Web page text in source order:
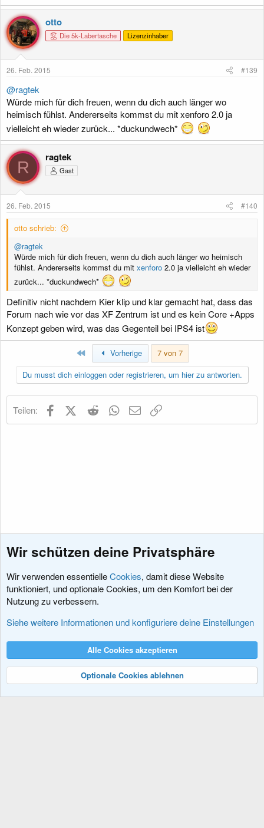
otto
Die 5k-Labertasche Lizenzinhaber
26. Feb. 2015 #139
@ragtek
Würde mich für dich freuen, wenn du dich auch länger wo
heimisch fühlst. Andererseits kommst du mit xenforo 2.0 ja
vielleicht eh wieder zurück... *duckundwech*
R
ragtek
Gast
26. Feb. 2015 #140
otto schrieb:
@ragtek
Würde mich für dich freuen, wenn du dich auch länger wo heimisch
fühlst. Andererseits kommst du mit xenforo 2.0 ja vielleicht eh wieder
zurück... *duckundwech*
Definitiv nicht nachdem Kier klip und klar gemacht hat, dass das
Forum nach wie vor das XF Zentrum ist und es kein Core +Apps
Konzept geben wird, was das Gegenteil bei IPS4 ist
Erste Vorherige
7 von 7
Du musst dich einloggen oder registrieren, um hier zu antworten.
Teilen: FacebookX (Twitter)
Reddit WhatsApp
E-Mail
Fragen vor dem Kauf
Nutzungsbedingungen Datenschutz
R
Community platform by XenForo® © 2010-2024 XenForo Ltd.
Wir schützen deine Privatsphäre
Wir verwenden essentielleCookies, damit diese Website
funktioniert, und optionale Cookies, um den Komfort bei der
Nutzung zu verbessern.
Siehe weitere Informationen und konfiguriere deine Einstellungen
Alle Cookies akzeptieren
Optionale Cookies ablehnen